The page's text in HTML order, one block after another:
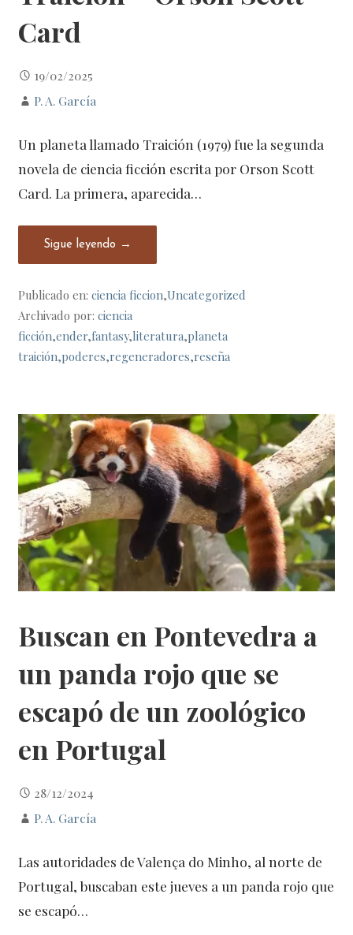
Card
19/02/2025
P. A. García
Un planeta llamado Traición (1979) fue la segunda
novela de ciencia ficción escrita por Orson Scott
Card. La primera, aparecida…
Sigue leyendo →
Publicado en:ciencia ficcion,Uncategorized
Archivado por:ciencia
ficción,ender,fantasy,literatura,planeta
traición,poderes,regeneradores,reseña
Buscan en Pontevedra a
un panda rojo que se
escapó de un zoológico
en Portugal
28/12/2024
P. A. García
Las autoridades de Valença do Minho, al norte de
Portugal, buscaban este jueves a un panda rojo que
se escapó…